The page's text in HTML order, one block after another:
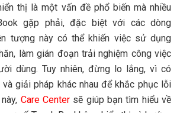
thị là một vấn đề phổ biến mà nhiều
gặp phải, đặc biệt với các dòng
tượng này có thể khiến việc sử dụng
làm gián đoạn trải nghiệm công việc
dùng. Tuy nhiên, đừng lo lắng, vì có
và giải pháp khác nhau để khắc phục lỗi
Care Center sẽ giúp bạn tìm hiểu về